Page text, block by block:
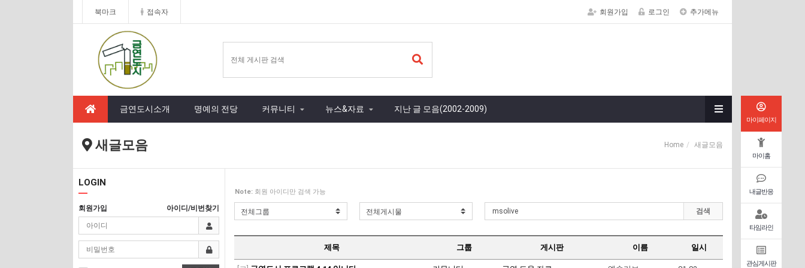
북마크 접속자 회원가입 로그인 추가메뉴
금연도시소개 명예의 전당 커뮤니티 뉴스&자료 지난 글 모음(2002-2009)
새글모음 Home 새글모음
마이페이지
마이홈
내글반응
타임라인
관심게시판
LOGIN
회원가입 아이디/비번찾기
Note: 회원 아이디만 검색 가능
검색
제목 그룹 게시판 이름 일시